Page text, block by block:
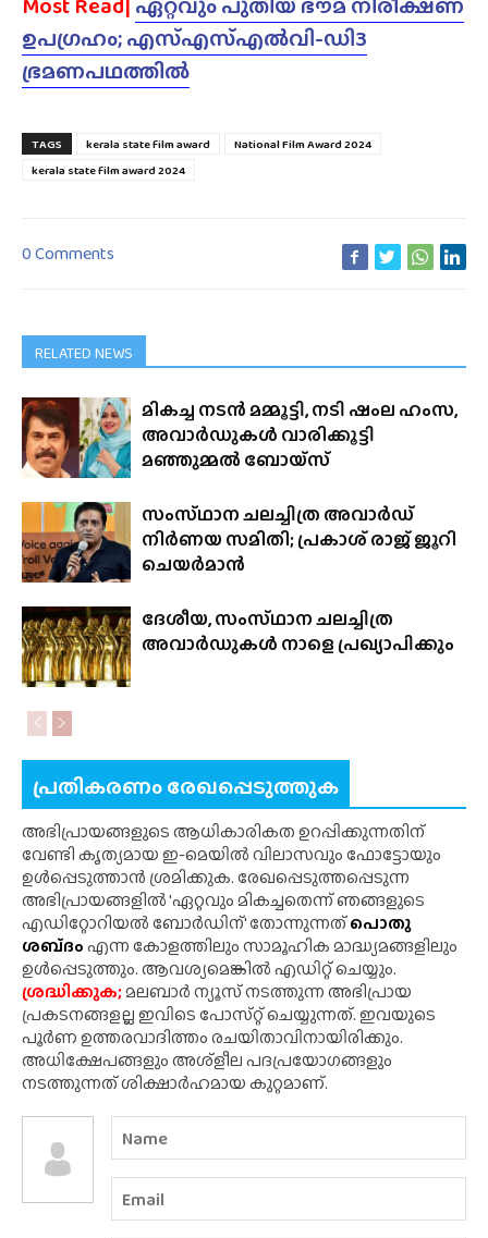
ഉപഗ്രഹം; എസ്എസ്എൽവി-ഡി3
ഭ്രമണപഥത്തിൽ
TAGS kerala state film award
National Film Award 2024
kerala state film award 2024
0 Comments
RELATED NEWS
മികച്ച നടൻ മമ്മൂട്ടി, നടി ഷംല ഹംസ,
അവാർഡുകൾ വാരിക്കൂട്ടി
മഞ്ഞുമ്മൽ ബോയ്‌സ്‌
സംസ്‌ഥാന ചലച്ചിത്ര അവാർഡ്
നിർണയ സമിതി; പ്രകാശ് രാജ് ജൂറി
ചെയർമാൻ
ദേശീയ, സംസ്‌ഥാന ചലച്ചിത്ര
അവാർഡുകൾ നാളെ പ്രഖ്യാപിക്കും
പ്രതികരണം രേഖപ്പെടുത്തുക
അഭിപ്രായങ്ങളുടെ ആധികാരികത ഉറപ്പിക്കുന്നതിന്
വേണ്ടി കൃത്യമായ ഇ-മെയിൽ വിലാസവും ഫോട്ടോയും
ഉൾപ്പെടുത്താൻ ശ്രമിക്കുക. രേഖപ്പെടുത്തപ്പെടുന്ന
അഭിപ്രായങ്ങളിൽ 'ഏറ്റവും മികച്ചതെന്ന് ഞങ്ങളുടെ
എഡിറ്റോറിയൽ ബോർഡിന്' തോന്നുന്നത്പൊതു
ശബ്‌ദംഎന്ന കോളത്തിലും സാമൂഹിക മാദ്ധ്യമങ്ങളിലും
ഉൾപ്പെടുത്തും. ആവശ്യമെങ്കിൽ എഡിറ്റ് ചെയ്യും.
ശ്രദ്ധിക്കുക;മലബാർ ന്യൂസ് നടത്തുന്ന അഭിപ്രായ
പ്രകടനങ്ങളല്ല ഇവിടെ പോസ്‌റ്റ് ചെയ്യുന്നത്. ഇവയുടെ
പൂർണ ഉത്തരവാദിത്തം രചയിതാവിനായിരിക്കും.
അധിക്ഷേപങ്ങളും അശ്‌ളീല പദപ്രയോഗങ്ങളും
നടത്തുന്നത് ശിക്ഷാർഹമായ കുറ്റമാണ്.